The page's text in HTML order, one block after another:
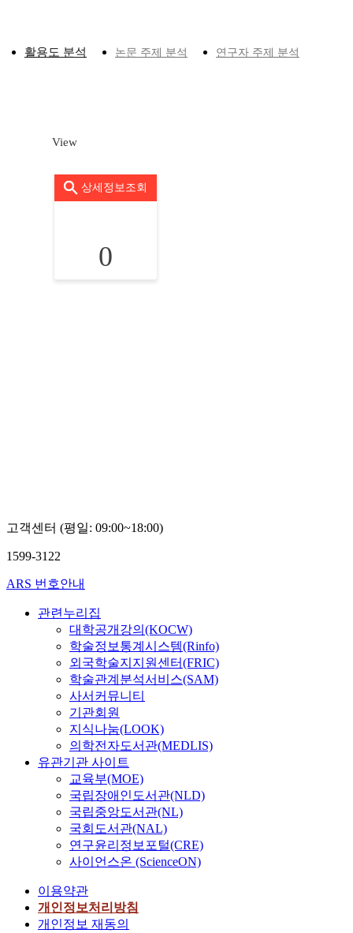
활용도 분석 논문 주제 분석 연구자 주제 분석
View
상세정보조회
0
고객센터 (평일: 09:00~18:00)
1599-3122
ARS 번호안내
관련누리집
대학공개강의(KOCW)
학술정보통계시스템(Rinfo)
외국학술지지원센터(FRIC)
학술관계분석서비스(SAM)
사서커뮤니티
기관회원
지식나눔(LOOK)
의학전자도서관(MEDLIS)
유관기관 사이트
교육부(MOE)
국립장애인도서관(NLD)
국립중앙도서관(NL)
국회도서관(NAL)
연구윤리정보포털(CRE)
사이언스온 (ScienceON)
이용약관
개인정보처리방침
개인정보 재동의